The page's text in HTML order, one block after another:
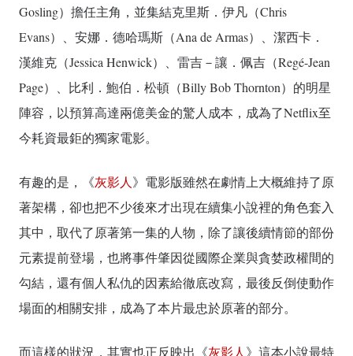
Gosling）擔任主角，並集結克里斯．伊凡（Chris
Evans）、安娜．德哈瑪斯（Ana de Armas）、潔西卡．
漢維克（Jessica Henwick）、雷吉－讓．佩吉（Regé-Jean
Page）、比利．鮑伯．松頓（Billy Bob Thornton）的明星
陣容，以預算高達兩億美金的驚人成本，成為了Netflix至
今耗資最鉅的獨家電影。
有趣的是，《灰影人 》電影版雖然在劇情上大概維持了原
著架構，卻也把不少後來才出現在續集小說裡的角色套入
其中，取代了原著第一集的人物，除了讓後續情節的部份
元素提前登場，也將事件肇因從國際企業與貪婪政權間的
勾結，還有個人私仇的因素給徹底改寫，最後反倒使動作
場面的相關安排，成為了本片最忠於原著的部分。
而這樣的狀況，其實也正反映出《灰影人 》這本小說最特